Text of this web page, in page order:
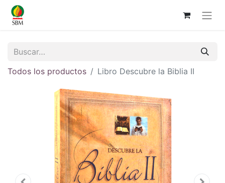
Todos los productos Libro Descubre la Biblia II